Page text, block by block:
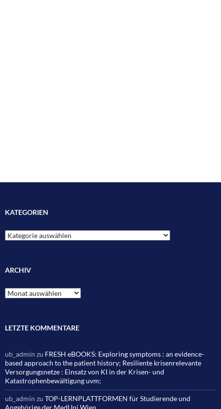
KATEGORIEN
Kategorien
ARCHIV
Archiv
LETZTE KOMMENTARE
ub_admin zu FRESH eBOOKS: Exploring symptoms : an evidence-
based approach to the patient history; Resiliente krisenrelevante
Versorgungsnetze : Einsatz von KI in der Krisen- und
Katastrophenbewältigung uvm;
ub_admin zu TOP-LERNPLATTFORMEN für Studierende und